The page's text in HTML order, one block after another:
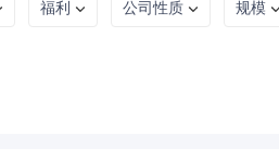
福利 公司性质 规模